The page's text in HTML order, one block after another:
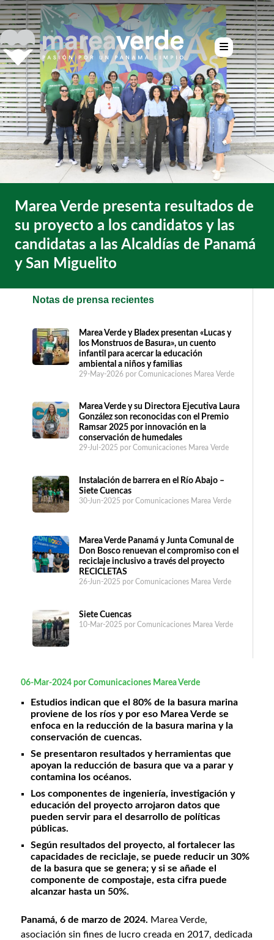
Marea Verde presenta resultados de
su proyecto a los candidatos y las
candidatas a las Alcaldías de Panamá
y San Miguelito
Notas de prensa recientes
Marea Verde y Bladex presentan «Lucas y
los Monstruos de Basura», un cuento
infantil para acercar la educación
ambiental a niños y familias
29-May-2026por Comunicaciones Marea Verde
Marea Verde y su Directora Ejecutiva Laura
González son reconocidas con el Premio
Ramsar 2025 por innovación en la
conservación de humedales
29-Jul-2025 por Comunicaciones Marea Verde
Instalación de barrera en el Río Abajo –
Siete Cuencas
30-Jun-2025 por Comunicaciones Marea Verde
Marea Verde Panamá y Junta Comunal de
Don Bosco renuevan el compromiso con el
reciclaje inclusivo a través del proyecto
RECICLETAS
26-Jun-2025 por Comunicaciones Marea Verde
Siete Cuencas
10-Mar-2025 por Comunicaciones Marea Verde
06-Mar-2024 por Comunicaciones Marea Verde
Estudios indican que el 80% de la basura marina
proviene de los ríos y por eso Marea Verde se
enfoca en la reducción de la basura marina y la
conservación de cuencas.
Se presentaron resultados y herramientas que
apoyan la reducción de basura que va a parar y
contamina los océanos.
Los componentes de ingeniería, investigación y
educación del proyecto arrojaron datos que
pueden servir para el desarrollo de políticas
públicas.
Según resultados del proyecto, al fortalecer las
capacidades de reciclaje, se puede reducir un 30%
de la basura que se genera; y si se añade el
componente de compostaje, esta cifra puede
alcanzar hasta un 50%.
Panamá, 6 de marzo de 2024. Marea Verde,
asociación sin fines de lucro creada en 2017, dedicada